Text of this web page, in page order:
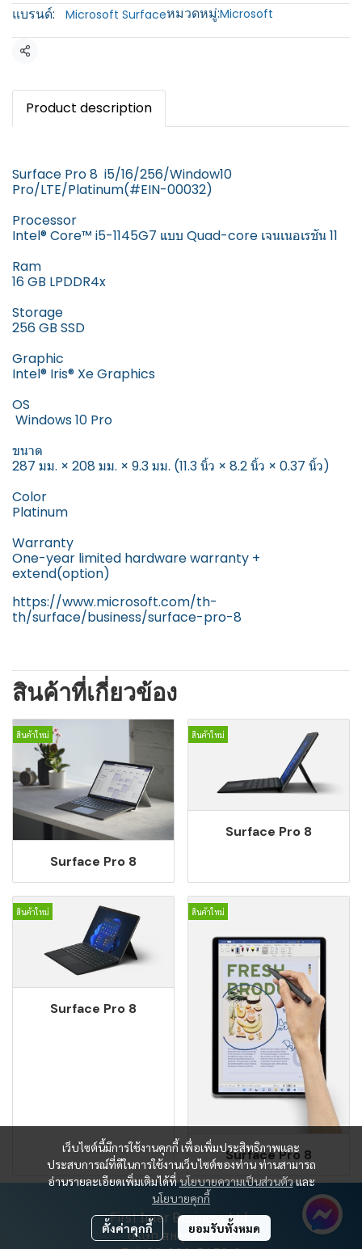
แบรนด์:
Microsoft Surfaceหมวดหมู่:Microsoft
แชร์
Product description
Surface Pro 8 i5/16/256/Window10
Pro/LTE/Platinum(#EIN-00032)
Processor
Intel® Core™ i5-1145G7 แบบ Quad-core เจนเนอเรชัน 11
Ram
16 GB LPDDR4x
Storage
256 GB SSD
Graphic
Intel® Iris® Xe Graphics
OS
Windows 10 Pro
ขนาด
287 มม. × 208 มม. × 9.3 มม. (11.3 นิ้ว × 8.2 นิ้ว × 0.37 นิ้ว)
Color
Platinum
Warranty
One-year limited hardware warranty +
extend(option)
https://www.microsoft.com/th-
th/surface/business/surface-pro-8
สินค้าที่เกี่ยวข้อง
สินค้าใหม่
Surface Pro 8
สินค้าใหม่
Surface Pro 8
สินค้าใหม่
Surface Pro 8
สินค้าใหม่
Surface Pro 8
เว็บไซต์นี้มีการใช้งานคุกกี้ เพื่อเพิ่มประสิทธิภาพและ
ประสบการณ์ที่ดีในการใช้งานเว็บไซต์ของท่าน ท่านสามารถ
อ่านรายละเอียดเพิ่มเติมได้ที่นโยบายความเป็นส่วนตัวและ
นโยบายคุกกี้
ตั้งค่าคุกกี้ ยอมรับทั้งหมด
First Inter Business Ltd.
บริษัท สหธุรกิจ จำกัด